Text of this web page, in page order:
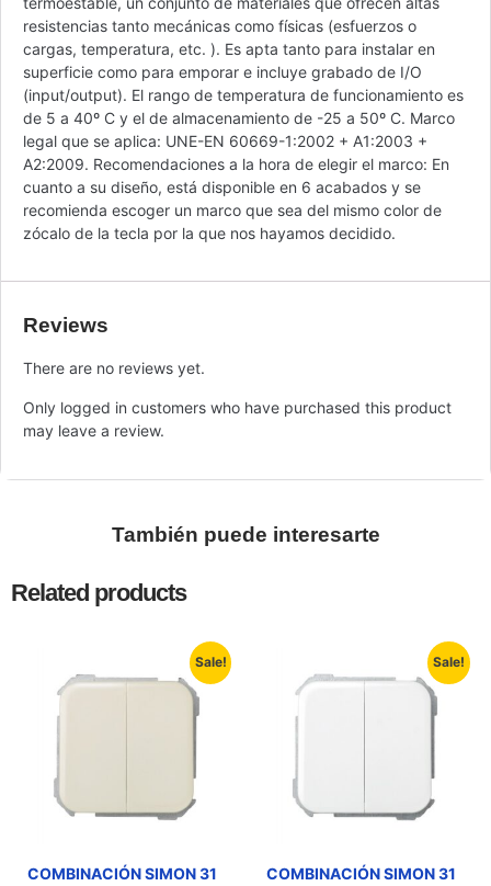
resistencias tanto mecánicas como físicas (esfuerzos o
cargas, temperatura, etc. ). Es apta tanto para instalar en
superficie como para emporar e incluye grabado de I/O
(input/output). El rango de temperatura de funcionamiento es
de 5 a 40º C y el de almacenamiento de -25 a 50º C. Marco
legal que se aplica: UNE-EN 60669-1:2002 + A1:2003 +
A2:2009. Recomendaciones a la hora de elegir el marco: En
cuanto a su diseño, está disponible en 6 acabados y se
recomienda escoger un marco que sea del mismo color de
zócalo de la tecla por la que nos hayamos decidido.
Reviews
There are no reviews yet.
Only logged in customers who have purchased this product
may leave a review.
También puede interesarte
Related products
Sale!
COMBINACIÓN SIMON 31
Sale!
COMBINACIÓN SIMON 31